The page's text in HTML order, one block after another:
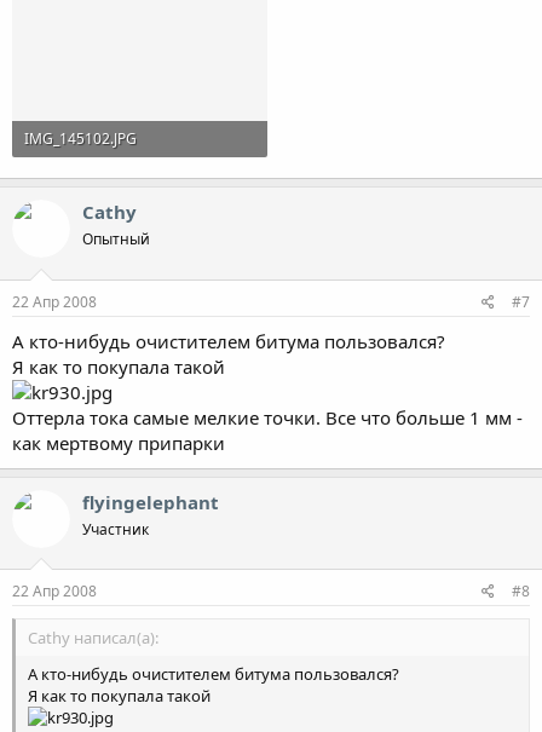
IMG_145102.JPG
49.4 KB · Просмотры: 3,934
Cathy
Опытный
22 Апр 2008 #7
А кто-нибудь очистителем битума пользовался?
Я как то покупала такой
Оттерла тока самые мелкие точки. Все что больше 1 мм -
как мертвому припарки
flyingelephant
Участник
22 Апр 2008 #8
Cathy написал(а):
А кто-нибудь очистителем битума пользовался?
Я как то покупала такой